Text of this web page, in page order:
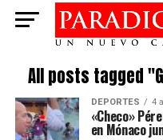
All posts tagged
DEPORTES 4
«Checo»
en Mónaco